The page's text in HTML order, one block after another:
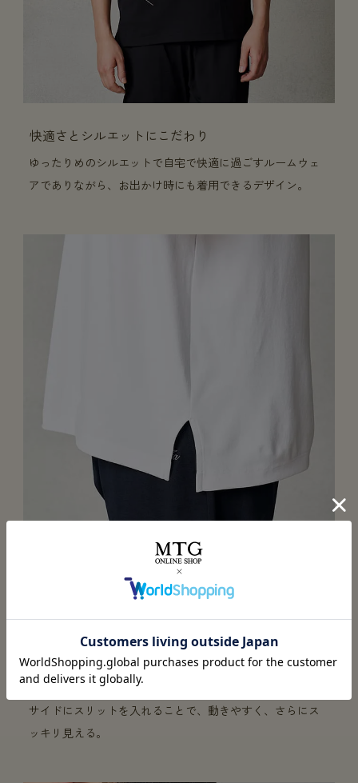
快適さとシルエットにこだわり
ゆったりめのシルエットで自宅で快適に過ごすルームウェ
アでありながら、お出かけ時にも着用できるデザイン。
動きやすい
サイドにスリットを入れることで、動きやすく、さらにス
ッキリ見える。